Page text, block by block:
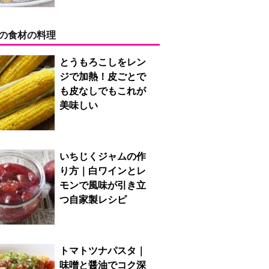
食材の料理
とうもろこしをレン
ジで加熱！皮ごとで
も皮なしでもこれが
美味しい
いちじくジャムの作
り方｜白ワインとレ
モンで風味が引き立
つ自家製レシピ
トマトツナパスタ｜
味噌と醤油でコク深